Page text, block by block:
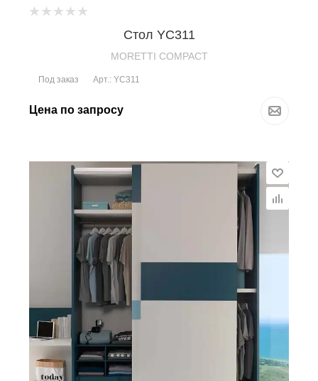
Стол YC311
MORETTI COMPACT
Под заказ Арт.: YC311
Цена по запросу